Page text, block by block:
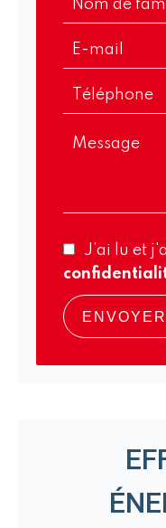
J’ai lu et
ENVOYER